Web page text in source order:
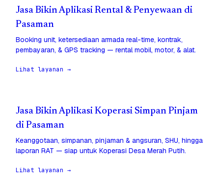
Jasa Bikin Aplikasi Rental & Penyewaan di
Pasaman
Booking unit, ketersediaan armada real-time, kontrak,
pembayaran, & GPS tracking — rental mobil, motor, & alat.
Lihat layanan →
Jasa Bikin Aplikasi Koperasi Simpan Pinjam
di Pasaman
Keanggotaan, simpanan, pinjaman & angsuran, SHU, hingga
laporan RAT — siap untuk Koperasi Desa Merah Putih.
Lihat layanan →